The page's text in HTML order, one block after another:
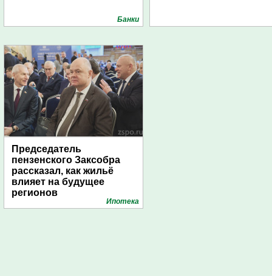
Банки
Председатель
пензенского Заксобра
рассказал, как жильё
влияет на будущее
регионов
Ипотека